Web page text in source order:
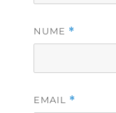
NUME *
EMAIL *